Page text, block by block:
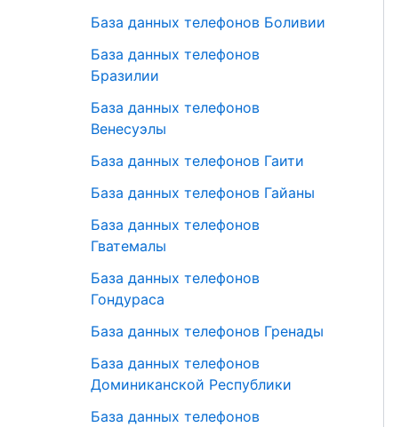
База данных телефонов Боливии
База данных телефонов
Бразилии
База данных телефонов
Венесуэлы
База данных телефонов Гаити
База данных телефонов Гайаны
База данных телефонов
Гватемалы
База данных телефонов
Гондураса
База данных телефонов Гренады
База данных телефонов
Доминиканской Республики
База данных телефонов